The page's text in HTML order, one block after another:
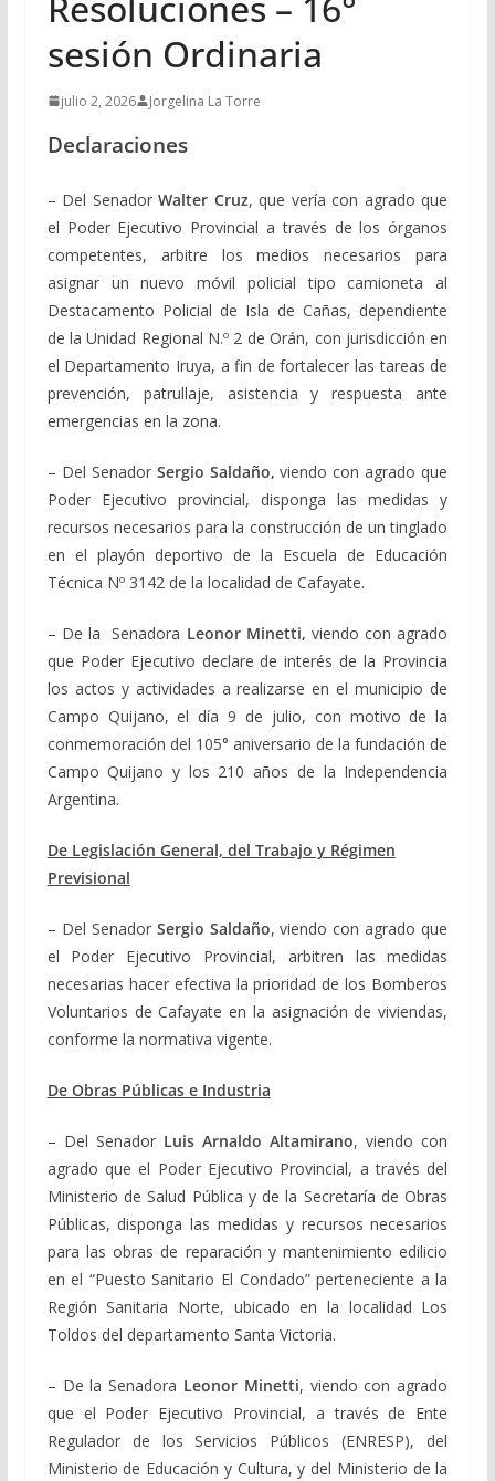
sesión Ordinaria
julio 2, 2026 Jorgelina La Torre
Declaraciones
– Del SenadorWalter Cruz, que vería con agrado que
el Poder Ejecutivo Provincial a través de los órganos
competentes, arbitre los medios necesarios para
asignar un nuevo móvil policial tipo camioneta al
Destacamento Policial de Isla de Cañas, dependiente
de la Unidad Regional N.º 2 de Orán, con jurisdicción en
el Departamento Iruya, a fin de fortalecer las tareas de
prevención, patrullaje, asistencia y respuesta ante
emergencias en la zona.
– Del Senador Sergio Saldaño,viendo con agrado que
Poder Ejecutivo provincial, disponga las medidas y
recursos necesarios para la construcción de un tinglado
en el playón deportivo de la Escuela de Educación
Técnica Nº 3142 de la localidad de Cafayate.
– De la Senadora Leonor Minetti, viendo con agrado
que Poder Ejecutivo declare de interés de la Provincia
los actos y actividades a realizarse en el municipio de
Campo Quijano, el día 9 de julio, con motivo de la
conmemoración del 105° aniversario de la fundación de
Campo Quijano y los 210 años de la Independencia
Argentina.
De Legislación General, del Trabajo y Régimen
Previsional
– Del Senador Sergio Saldaño, viendo con agrado que
el Poder Ejecutivo Provincial, arbitren las medidas
necesarias hacer efectiva la prioridad de los Bomberos
Voluntarios de Cafayate en la asignación de viviendas,
conforme la normativa vigente.
De Obras Públicas e Industria
– Del Senador Luis Arnaldo Altamirano, viendo con
agrado que el Poder Ejecutivo Provincial, a través del
Ministerio de Salud Pública y de la Secretaría de Obras
Públicas, disponga las medidas y recursos necesarios
para las obras de reparación y mantenimiento edilicio
en el “Puesto Sanitario El Condado” perteneciente a la
Región Sanitaria Norte, ubicado en la localidad Los
Toldos del departamento Santa Victoria.
– De la Senadora Leonor Minetti, viendo con agrado
que el Poder Ejecutivo Provincial, a través de Ente
Regulador de los Servicios Públicos (ENRESP), del
Ministerio de Educación y Cultura, y del Ministerio de la